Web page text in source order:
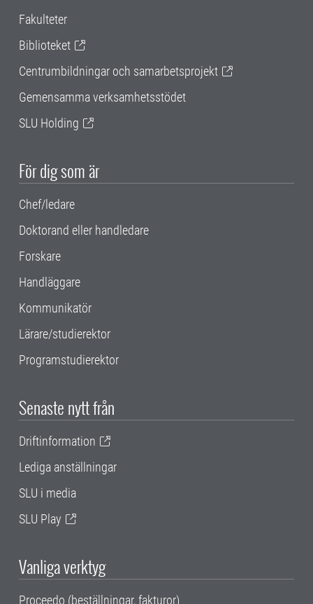
Fakulteter
Biblioteket
Centrumbildningar och samarbetsprojekt
Gemensamma verksamhetsstödet
SLU Holding
För dig som är
Chef/ledare
Doktorand eller handledare
Forskare
Handläggare
Kommunikatör
Lärare/studierektor
Programstudierektor
Senaste nytt från
Driftinformation
Lediga anställningar
SLU i media
SLU Play
Vanliga verktyg
Proceedo (beställningar, fakturor)